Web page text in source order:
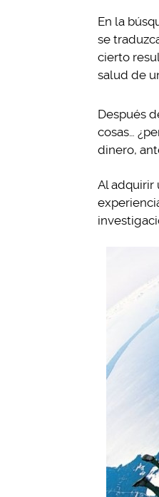
En la
se
cierto
salud de
Después
cosas…
dinero,
Al adquirir